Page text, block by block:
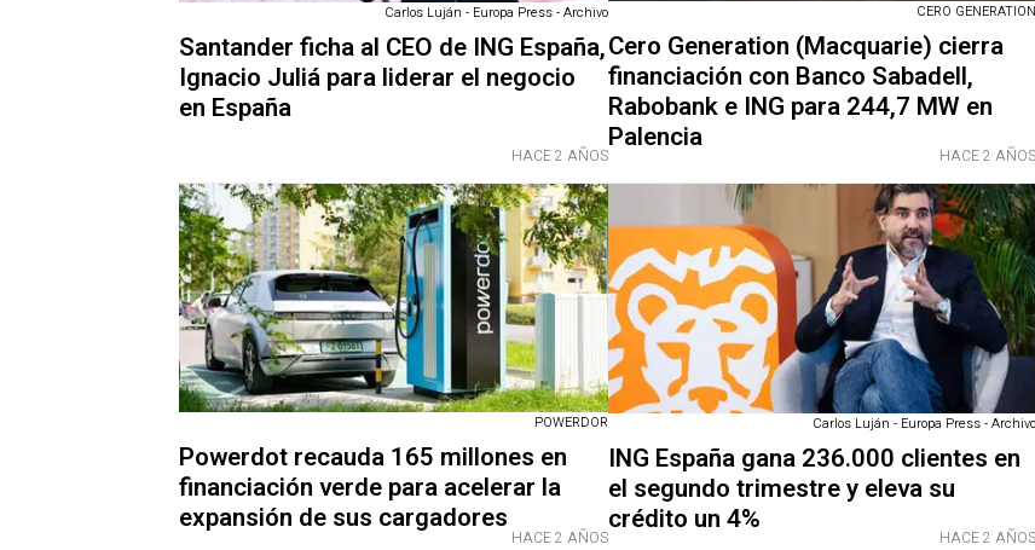
Carlos Luján - Europa Press - Archivo
Santander ficha al CEO de ING España,
Ignacio Juliá para liderar el negocio
en España
HACE 2 AÑOS
CERO GENERATION
Cero Generation (Macquarie) cierra
financiación con Banco Sabadell,
Rabobank e ING para 244,7 MW en
Palencia
HACE 2 AÑOS
POWERDOR
Powerdot recauda 165 millones en
financiación verde para acelerar la
expansión de sus cargadores
HACE 2 AÑOS
Carlos Luján - Europa Press - Archivo
ING España gana 236.000 clientes en
el segundo trimestre y eleva su
crédito un 4%
HACE 2 AÑOS